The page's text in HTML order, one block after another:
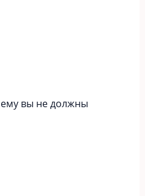
вы не должны